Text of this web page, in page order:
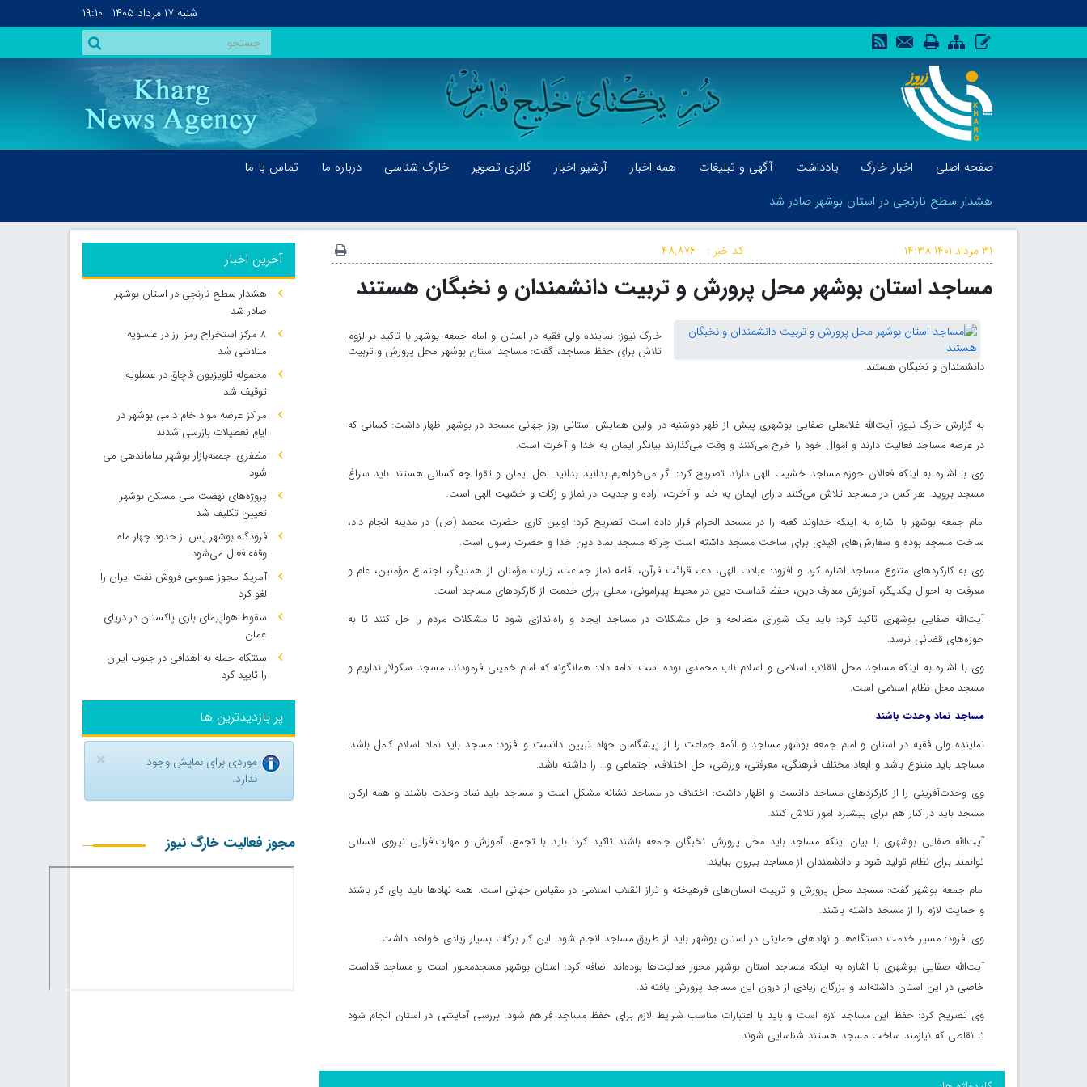
شنبه ۱۷ مرداد ۱۴۰۵ ۱۹:۱۰
صفحه اصلی اخبار خارگ یادداشت آگهی و تبلیغات همه اخبار آرشیو اخبار گالری تصویر خارگ شناسی درباره ما
تماس با ما
هشدار سطح نارنجی در استان بوشهر صادر شد
هشدار سطح نارنجی در استان بوشهر صادر شد
کد خبر : ۴۸,۸۷۶ ۳۱ مرداد ۱۴۰۱ ۱۴:۳۸
مساجد استان بوشهر محل پرورش و تربیت دانشمندان و نخبگان هستند
خارگ نیوز: نماینده ولی فقیه در استان و امام جمعه بوشهر با تاکید بر لزوم
تلاش برای حفظ مساجد، گفت: مساجد استان بوشهر محل پرورش و تربیت
دانشمندان و نخبگان هستند.
به گزارش خارگ نیوز، آیت‌الله غلامعلی صفایی بوشهری پیش از ظهر دوشنبه در اولین همایش استانی روز جهانی مسجد در بوشهر اظهار داشت: کسانی که
در عرصه مساجد فعالیت دارند و اموال خود را خرج می‌کنند و وقت می‌گذارند بیانگر ایمان به خدا و آخرت است.
وی با اشاره به اینکه فعالان حوزه مساجد خشیت الهی دارند تصریح کرد: اگر می‌خواهیم بدانید بدانید اهل ایمان و تقوا چه کسانی هستند باید سراغ
مسجد بروید. هر کس در مساجد تلاش می‌کنند دارای ایمان به خدا و آخرت، اراده و جدیت در نماز و زکات و خشیت الهی است.
امام جمعه بوشهر با اشاره به اینکه خداوند کعبه را در مسجد الحرام قرار داده است تصریح کرد: اولین کاری حضرت محمد (ص) در مدینه انجام داد،
ساخت مسجد بوده و سفارش‌های اکیدی برای ساخت مسجد داشته است چراکه مسجد نماد دین خدا و حضرت رسول است.
وی به کارکردهای متنوع مساجد اشاره کرد و افزود: عبادت الهی، دعا، قرائت قرآن، اقامه نماز جماعت، زیارت مؤمنان از همدیگر، اجتماع مؤمنین، علم و
معرفت به احوال یکدیگر، آموزش معارف دین، حفظ قداست دین در محیط پیرامونی، محلی برای خدمت از کارکردهای مساجد است.
آیت‌الله صفایی بوشهری تاکید کرد: باید یک شورای مصالحه و حل مشکلات در مساجد ایجاد و راه‌اندازی شود تا مشکلات مردم را حل کنند تا به
حوزه‌های قضائی نرسد.
وی با اشاره به اینکه مساجد محل انقلاب اسلامی و اسلام ناب محمدی بوده است ادامه داد: همانگونه که امام خمینی فرمودند، مسجد سکولار نداریم و
مسجد محل نظام اسلامی است.
مساجد نماد وحدت باشند
نماینده ولی فقیه در استان و امام جمعه بوشهر مساجد و ائمه جماعت را از پیشگامان جهاد تبیین دانست و افزود: مسجد باید نماد اسلام کامل باشد.
مساجد باید متنوع باشد و ابعاد مختلف فرهنگی، معرفتی، ورزشی، حل اختلاف، اجتماعی و… را داشته باشد.
وی وحدت‌آفرینی را از کارکردهای مساجد دانست و اظهار داشت: اختلاف در مساجد نشانه مشکل است و مساجد باید نماد وحدت باشند و همه ارکان
مسجد باید در کنار هم برای پیشبرد امور تلاش کنند.
آیت‌الله صفایی بوشهری با بیان اینکه مساجد باید محل پرورش نخبگان جامعه باشند تاکید کرد: باید با تجمع، آموزش و مهارت‌افزایی نیروی انسانی
توانمند برای نظام تولید شود و دانشمندان از مساجد بیرون بیایند.
امام جمعه بوشهر گفت: مسجد محل پرورش و تربیت انسان‌های فرهیخته و تراز انقلاب اسلامی در مقیاس جهانی است. همه نهادها باید پای کار باشند
و حمایت لازم را از مسجد داشته باشند.
وی افزود: مسیر خدمت دستگاه‌ها و نهادهای حمایتی در استان بوشهر باید از طریق مساجد انجام شود. این کار برکات بسیار زیادی خواهد داشت.
آیت‌الله صفایی بوشهری با اشاره به اینکه مساجد استان بوشهر محور فعالیت‌ها بوده‌اند اضافه کرد: استان بوشهر مسجدمحور است و مساجد قداست
خاصی در این استان داشته‌اند و بزرگان زیادی از درون این مساجد پرورش یافته‌اند.
وی تصریح کرد: حفظ این مساجد لازم است و باید با اعتبارات مناسب شرایط لازم برای حفظ مساجد فراهم شود. بررسی آمایشی در استان انجام شود
تا نقاطی که نیازمند ساخت مسجد هستند شناسایی شوند.
آخرین اخبار
هشدار سطح نارنجی در استان بوشهر
صادر شد
۸ مرکز استخراج رمز ارز در عسلویه
متلاشی شد
محموله تلویزیون قاچاق در عسلویه
توقیف شد
مراکز عرضه مواد خام دامی بوشهر در
ایام تعطیلات بازرسی شدند
مظفری: جمعه‌بازار بوشهر ساماندهی می‌
شود
پروژه‌های نهضت ملی مسکن بوشهر
تعیین تکلیف شد
فرودگاه بوشهر پس از حدود چهار ماه
وقفه فعال می‌شود
آمریکا مجوز عمومی فروش نفت ایران را
لغو کرد
سقوط هواپیمای باری پاکستان در دریای
عمان
سنتکام حمله به اهدافی در جنوب ایران
را تایید کرد
پر بازدیدترین ها
×
موردی برای نمایش وجود
ندارد.
مجوز فعالیت خارگ نیوز